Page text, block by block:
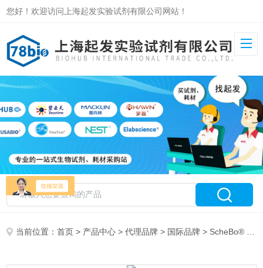
您好！欢迎访问上海起发实验试剂有限公司网站！
当前位置：首页 > 产品中心 >代理品牌 > 国际品牌 > ScheBo® · Biotech AG特约代理